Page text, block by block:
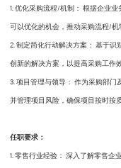
1. 优化采购流程/机制： 根据企业
可以优化的机会，推动采购流程/机
2. 制定简化行动解决方案： 基于
创新的解决方案，以提高采购工作
3. 项目管理与领导： 作为采购部
并管理项目风险，确保项目按时按
任职要求：
1. 零售行业经验： 深入了解零售